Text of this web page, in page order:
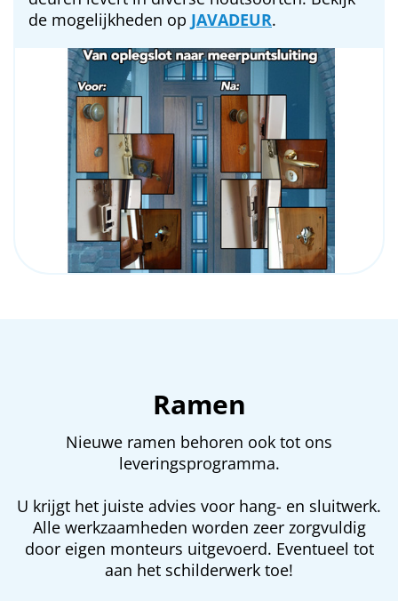
de mogelijkheden op JAVADEUR.
Ramen
Nieuwe ramen behoren ook tot ons
leveringsprogramma.
U krijgt het juiste advies voor hang- en sluitwerk.
Alle werkzaamheden worden zeer zorgvuldig
door eigen monteurs uitgevoerd. Eventueel tot
aan het schilderwerk toe!